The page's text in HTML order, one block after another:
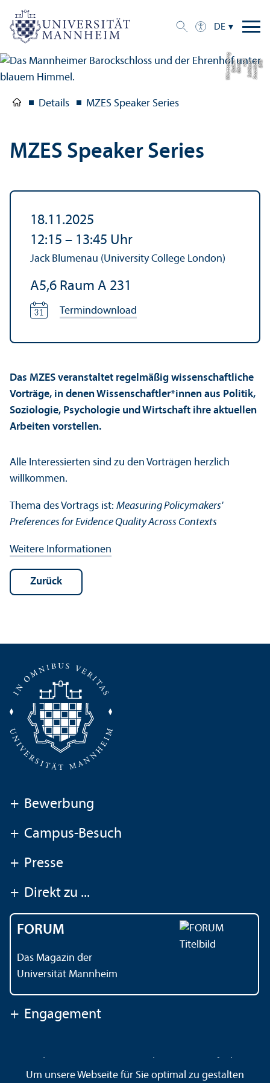
DE
Bil
d:
S
t
a
a
tli
c
h
e
S
c
hl
ö
s
s
e
r
u
n
d
G
ä
r
t
e
n
B
a
d
e
n-
W
ü
r
t
t
e
m
b
e
r
g
Details MZES Speaker Series
MZES Speaker Series
18.11.2025
12:15 – 13:45 Uhr
Jack Blumenau (University College London)
A5,6 Raum A 231
Termindownload
Das MZES veranstaltet regelmäßig wissenschaft­liche
Vorträge, in denen Wissenschaft­ler*innen aus Politik,
Soziologie, Psychologie und Wirtschaft ihre aktuellen
Arbeiten vorstellen.
Alle Interessierten sind zu den Vorträgen herzlich
willkommen.
Thema des Vortrags ist: Measuring Policymakers'
Preferences for Evidence Quality Across Contexts
Weitere Informationen
Zurück
+ Bewerbung
+ Campus-Besuch
+ Presse
+ Direkt zu ...
FORUM
Das Magazin der
Universität Mannheim
+ Engagement
Gebärdensprache
Leichte Sprache Sitemap
Um unsere Webseite für Sie optimal zu gestalten